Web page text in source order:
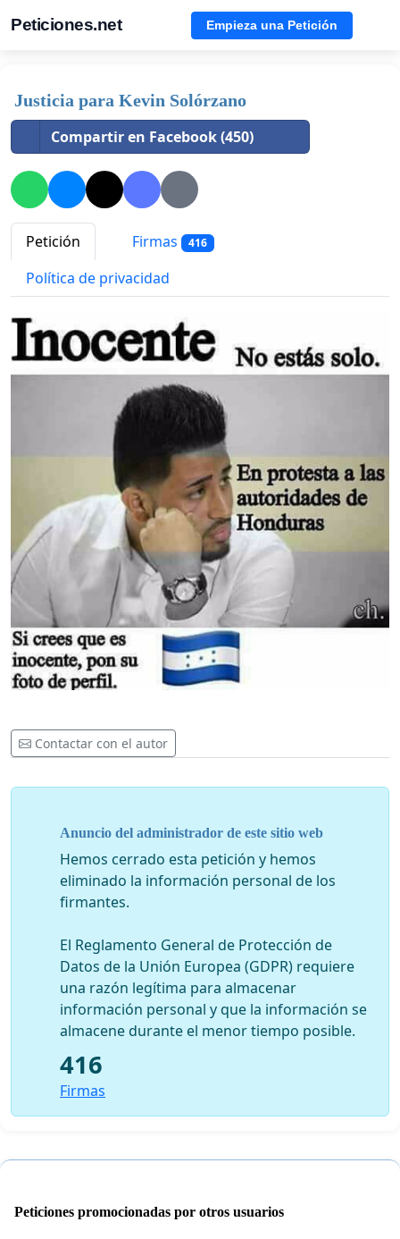
Peticiones.net Empieza una Petición
Justicia para Kevin Solórzano
Compartir en Facebook (450)
Petición Firmas 416
Política de privacidad
Contactar con el autor
Anuncio del administrador de este sitio web
Hemos cerrado esta petición y hemos
eliminado la información personal de los
firmantes.
El Reglamento General de Protección de
Datos de la Unión Europea (GDPR) requiere
una razón legítima para almacenar
información personal y que la información se
almacene durante el menor tiempo posible.
416
Firmas
Peticiones promocionadas por otros usuarios